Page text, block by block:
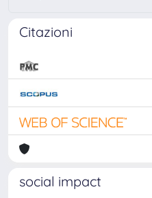
Citazioni
social impact